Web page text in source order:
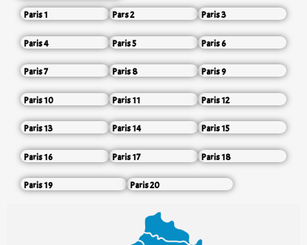
Paris 1
Pars 2 Paris 3
Paris 4 Paris 5 Paris 6
Paris 7 Paris 8 Paris 9
Paris 10 Paris 11 Paris 12
Paris 13 Paris 14 Paris 15
Paris 16 Paris 17 Paris 18
Paris 19 Paris 20